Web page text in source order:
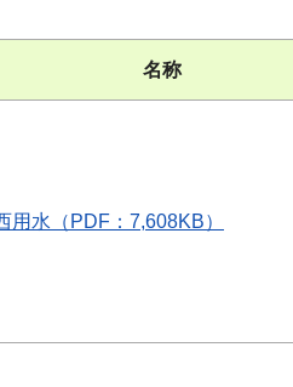
名称
用水（PDF：7,608KB）